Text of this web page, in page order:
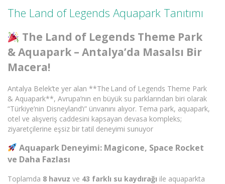
The Land of Legends Aquapark Tanıtımı
The Land of Legends Theme Park
& Aquapark – Antalya’da Masalsı Bir
Macera!
Antalya Belek’te yer alan **The Land of Legends Theme Park
& Aquapark**, Avrupa’nın en büyük su parklarından biri olarak
“Türkiye’nin Disneyland’ı” ünvanını alıyor. Tema park, aquapark,
otel ve alışveriş caddesini kapsayan devasa kompleks;
ziyaretçilerine eşsiz bir tatil deneyimi sunuyor
Aquapark Deneyimi: Magicone, Space Rocket
ve Daha Fazlası
Toplamda 8 havuz ve 43 farklı su kaydırağı ile aquaparkta